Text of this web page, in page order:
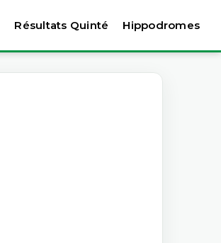
Résultats Quinté Hippodromes